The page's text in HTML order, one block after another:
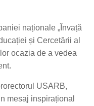
naționale „ Învață
și Cercetării al
ocazia de a vedea
USARB,
mesaj inspirațional